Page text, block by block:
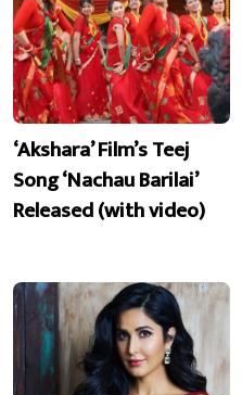
‘Akshara’ Film’s Teej
Song ‘Nachau Barilai’
Released (with video)